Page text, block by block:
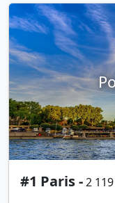
#1 Paris -2